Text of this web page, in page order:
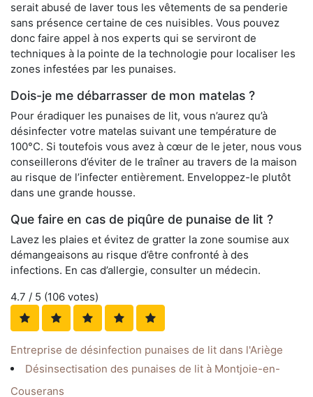
serait abusé de laver tous les vêtements de sa penderie
sans présence certaine de ces nuisibles. Vous pouvez
donc faire appel à nos experts qui se serviront de
techniques à la pointe de la technologie pour localiser les
zones infestées par les punaises.
Dois-je me débarrasser de mon matelas ?
Pour éradiquer les punaises de lit, vous n’aurez qu’à
désinfecter votre matelas suivant une température de
100°C. Si toutefois vous avez à cœur de le jeter, nous vous
conseillerons d’éviter de le traîner au travers de la maison
au risque de l’infecter entièrement. Enveloppez-le plutôt
dans une grande housse.
Que faire en cas de piqûre de punaise de lit ?
Lavez les plaies et évitez de gratter la zone soumise aux
démangeaisons au risque d’être confronté à des
infections. En cas d’allergie, consulter un médecin.
4.7 / 5 (106 votes)
Entreprise de désinfection punaises de lit dans l'Ariège
Désinsectisation des punaises de lit à Montjoie-en-
Couserans